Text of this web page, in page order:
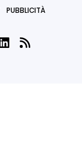
PUBBLICITÀ